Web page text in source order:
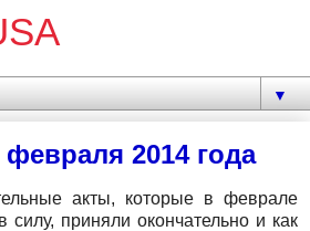
▼
2014 года
акты, которые в феврале
силу, приняли окончательно и как